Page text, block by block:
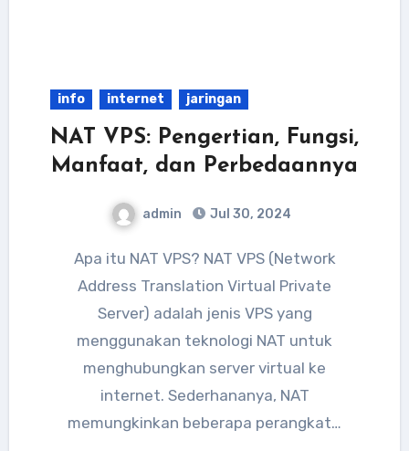
info internet jaringan
NAT VPS: Pengertian, Fungsi,
Manfaat, dan Perbedaannya
admin Jul 30, 2024
Apa itu NAT VPS? NAT VPS (Network
Address Translation Virtual Private
Server) adalah jenis VPS yang
menggunakan teknologi NAT untuk
menghubungkan server virtual ke
internet. Sederhananya, NAT
memungkinkan beberapa perangkat…